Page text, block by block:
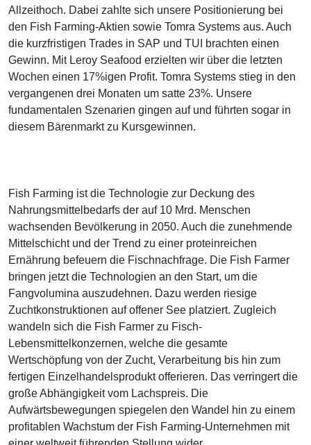
Allzeithoch. Dabei zahlte sich unsere Positionierung bei
den Fish Farming-Aktien sowie Tomra Systems aus. Auch
die kurzfristigen Trades in SAP und TUI brachten einen
Gewinn. Mit Leroy Seafood erzielten wir über die letzten
Wochen einen 17%igen Profit. Tomra Systems stieg in den
vergangenen drei Monaten um satte 23%. Unsere
fundamentalen Szenarien gingen auf und führten sogar in
diesem Bärenmarkt zu Kursgewinnen.
Fish Farming ist die Technologie zur Deckung des
Nahrungsmittelbedarfs der auf 10 Mrd. Menschen
wachsenden Bevölkerung in 2050. Auch die zunehmende
Mittelschicht und der Trend zu einer proteinreichen
Ernährung befeuern die Fischnachfrage. Die Fish Farmer
bringen jetzt die Technologien an den Start, um die
Fangvolumina auszudehnen. Dazu werden riesige
Zuchtkonstruktionen auf offener See platziert. Zugleich
wandeln sich die Fish Farmer zu Fisch-
Lebensmittelkonzernen, welche die gesamte
Wertschöpfung von der Zucht, Verarbeitung bis hin zum
fertigen Einzelhandelsprodukt offerieren. Das verringert die
große Abhängigkeit vom Lachspreis. Die
Aufwärtsbewegungen spiegelen den Wandel hin zu einem
profitablen Wachstum der Fish Farming-Unternehmen mit